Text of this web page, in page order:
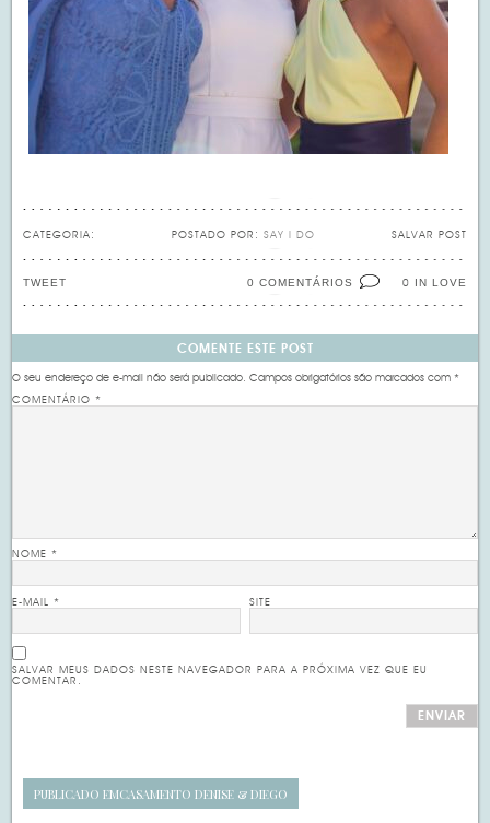
CATEGORIA: SALVAR POST
POSTADO POR: SAY I DO
0 IN LOVE
0 COMENTÁRIOS
TWEET
COMENTE ESTE POST
O seu endereço de e-mail não será publicado. Campos obrigatórios são marcados com*
COMENTÁRIO*
NOME*
E-MAIL* SITE
SALVAR MEUS DADOS NESTE NAVEGADOR PARA A PRÓXIMA VEZ QUE EU
COMENTAR.
PUBLICADO EMCASAMENTO DENISE & DIEGO